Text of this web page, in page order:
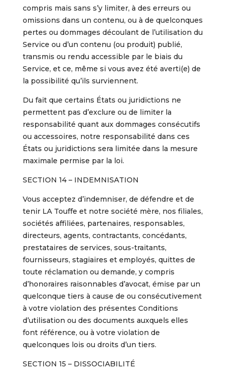
compris mais sans s’y limiter, à des erreurs ou
omissions dans un contenu, ou à de quelconques
pertes ou dommages découlant de l’utilisation du
Service ou d’un contenu (ou produit) publié,
transmis ou rendu accessible par le biais du
Service, et ce, même si vous avez été averti(e) de
la possibilité qu’ils surviennent.
Du fait que certains États ou juridictions ne
permettent pas d’exclure ou de limiter la
responsabilité quant aux dommages consécutifs
ou accessoires, notre responsabilité dans ces
États ou juridictions sera limitée dans la mesure
maximale permise par la loi.
SECTION 14 – INDEMNISATION
Vous acceptez d’indemniser, de défendre et de
tenir LA Touffe et notre société mère, nos filiales,
sociétés affiliées, partenaires, responsables,
directeurs, agents, contractants, concédants,
prestataires de services, sous-traitants,
fournisseurs, stagiaires et employés, quittes de
toute réclamation ou demande, y compris
d’honoraires raisonnables d’avocat, émise par un
quelconque tiers à cause de ou consécutivement
à votre violation des présentes Conditions
d’utilisation ou des documents auxquels elles
font référence, ou à votre violation de
quelconques lois ou droits d’un tiers.
SECTION 15 – DISSOCIABILITÉ